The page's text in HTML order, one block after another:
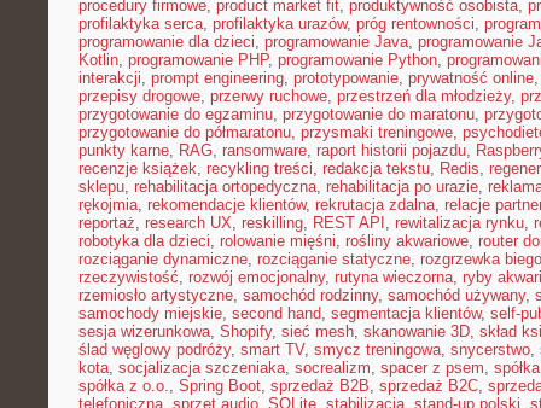
procedury firmowe, product market fit, produktywność osobista,
profilaktyka serca, profilaktyka urazów, próg rentowności,
programowanie dla dzieci, programowanie Java, programowanie
Kotlin, programowanie PHP, programowanie Python,
interakcji, prompt engineering, prototypowanie, prywatność online
przepisy drogowe, przerwy ruchowe, przestrzeń dla młodzieży,
przygotowanie do egzaminu, przygotowanie do maratonu,
przygotowanie do półmaratonu, przysmaki treningowe,
punkty karne, RAG, ransomware, raport historii pojazdu,
recenzje książek, recykling treści, redakcja tekstu, Redis,
sklepu, rehabilitacja ortopedyczna, rehabilitacja po urazie,
rękojmia, rekomendacje klientów, rekrutacja zdalna, relacje
reportaż, research UX, reskilling, REST API , rewitalizacja rynku,
robotyka dla dzieci, rolowanie mięśni, rośliny akwariowe, router
rozciąganie dynamiczne, rozciąganie statyczne, rozgrzewka
rzeczywistość, rozwój emocjonalny, rutyna wieczorna, ryby
rzemiosło artystyczne, samochód rodzinny, samochód używany,
samochody miejskie, second hand, segmentacja klientów, self-
sesja wizerunkowa, Shopify, sieć mesh, skanowanie 3D, skład
ślad węglowy podróży, smart TV, smycz treningowa, snycerstwo,
kota, socjalizacja szczeniaka, socrealizm, spacer z psem,
spółka z o.o., Spring Boot, sprzedaż B2B, sprzedaż B2C,
telefoniczna, sprzęt audio, SQLite, stabilizacja, stand-up polski,